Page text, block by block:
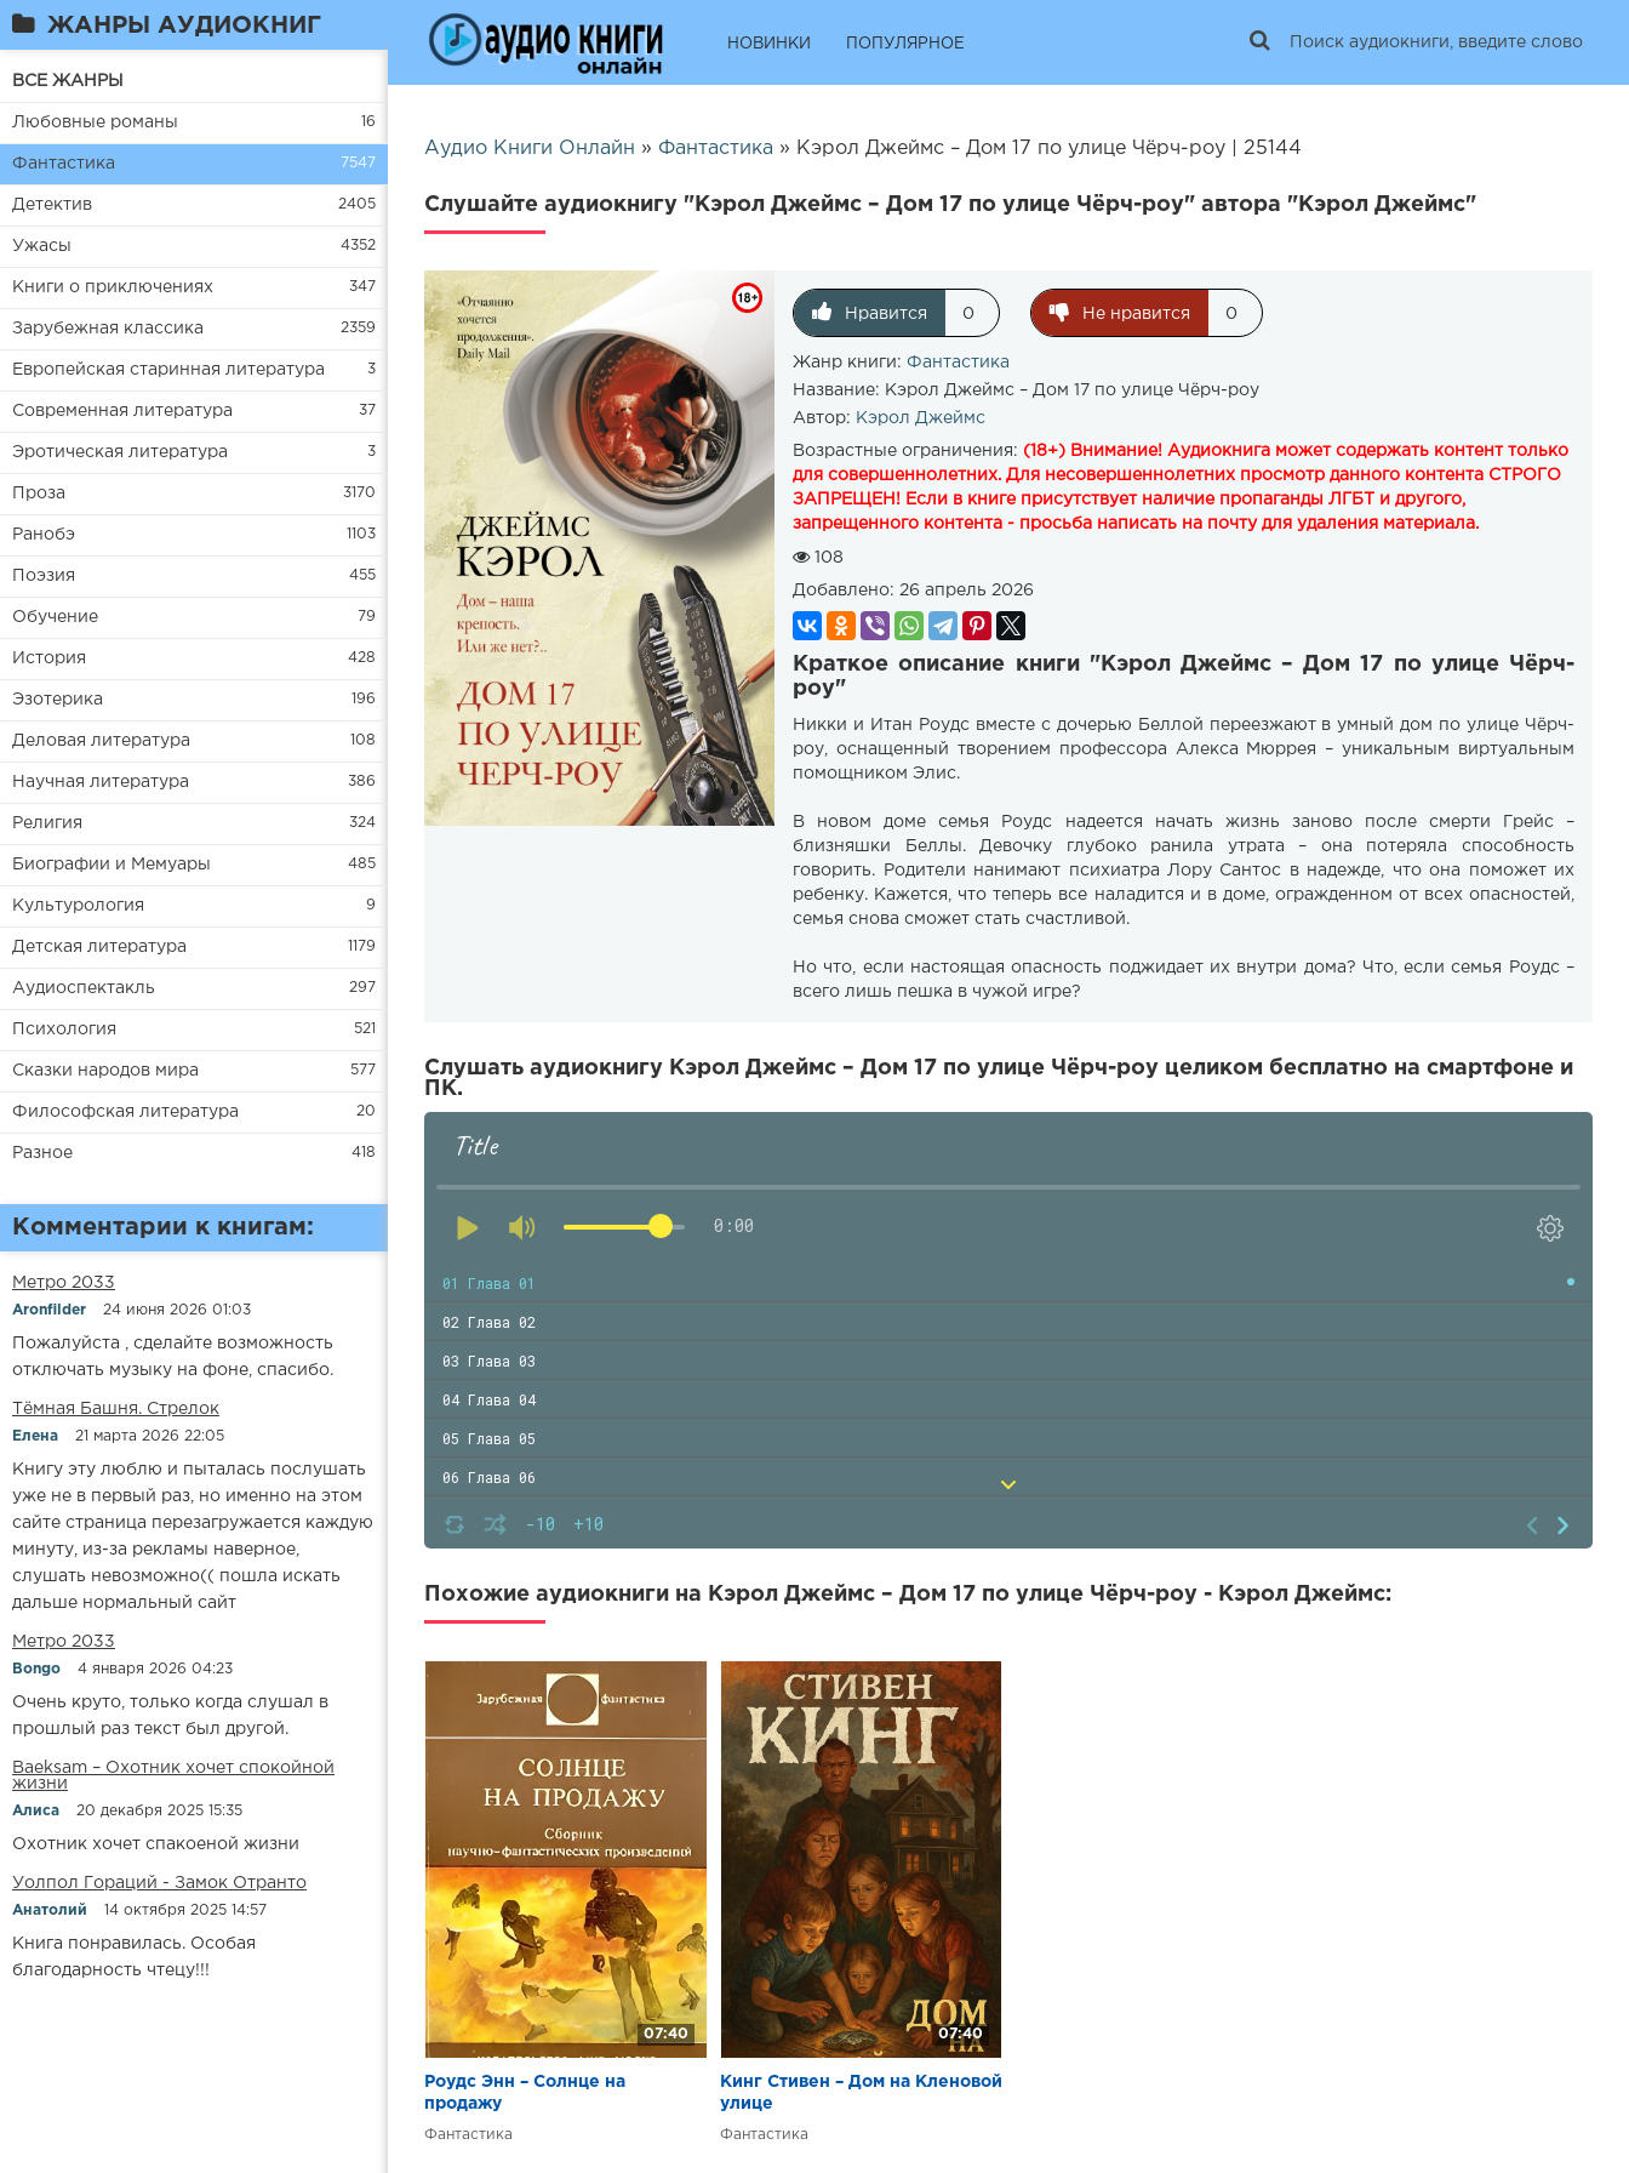
ЖАНРЫ АУДИОКНИГ
ВСЕ ЖАНРЫ
Любовные романы 16
Фантастика 7547
Детектив 2405
Ужасы 4352
Книги о приключениях 347
Зарубежная классика 2359
Европейская старинная литература 3
Современная литература 37
Эротическая литература 3
Проза 3170
Ранобэ 1103
Поэзия 455
Обучение 79
История 428
Эзотерика 196
Деловая литература 108
Научная литература 386
Религия 324
Биографии и Мемуары 485
Культурология 9
Детская литература 1179
Аудиоспектакль 297
Психология 521
Сказки народов мира 577
Философская литература 20
Разное 418
Комментарии к книгам:
Метро 2033
Aronfilder 24 июня 2026 01:03
Пожалуйста , сделайте возможность
отключать музыку на фоне, спасибо.
​​Тёмная Башня. Стрелок
Елена 21 марта 2026 22:05
Книгу эту люблю и пыталась послушать
уже не в первый раз, но именно на этом
сайте страница перезагружается каждую
минуту, из-за рекламы наверное,
слушать невозможно(( пошла искать
дальше нормальный сайт
Метро 2033
Bongo 4 января 2026 04:23
Очень круто, только когда слушал в
прошлый раз текст был другой.
Baeksam – Охотник хочет спокойной
жизни
Алиса 20 декабря 2025 15:35
Охотник хочет спакоеной жизни
Уолпол Гораций - Замок Отранто
Анатолий 14 октября 2025 14:57
Книга понравилась. Особая
благодарность чтецу!!!
НОВИНКИ ПОПУЛЯРНОЕ
Аудио Книги Онлайн » Фантастика » Кэрол Джеймс – Дом 17 по улице Чёрч-роу | 25144
Слушайте аудиокнигу "Кэрол Джеймс – Дом 17 по улице Чёрч-роу" автора "Кэрол Джеймс"
Нравится 0 Не нравится 0
Жанр книги:Фантастика
Название: Кэрол Джеймс – Дом 17 по улице Чёрч-роу
Автор: Кэрол Джеймс
Возрастные ограничения: (18+) Внимание! Аудиокнига может содержать контент только
для совершеннолетних. Для несовершеннолетних просмотр данного контента СТРОГО
ЗАПРЕЩЕН! Если в книге присутствует наличие пропаганды ЛГБТ и другого,
запрещенного контента - просьба написать на почту для удаления материала.
108
Добавлено: 26 апрель 2026
Краткое описание книги "Кэрол Джеймс – Дом 17 по улице Чёрч-
роу"
Никки и Итан Роудс вместе с дочерью Беллой переезжают в умный дом по улице Чёрч-
роу, оснащенный творением профессора Алекса Мюррея – уникальным виртуальным
помощником Элис.
В новом доме семья Роудс надеется начать жизнь заново после смерти Грейс –
близняшки Беллы. Девочку глубоко ранила утрата – она потеряла способность
говорить. Родители нанимают психиатра Лору Сантос в надежде, что она поможет их
ребенку. Кажется, что теперь все наладится и в доме, огражденном от всех опасностей,
семья снова сможет стать счастливой.
Но что, если настоящая опасность поджидает их внутри дома? Что, если семья Роудс –
всего лишь пешка в чужой игре?
Слушать аудиокнигу Кэрол Джеймс – Дом 17 по улице Чёрч-роу целиком бесплатно на смартфоне и
ПК.
Title
0:00
-10 +10
01 Глава 01
02 Глава 02
03 Глава 03
04 Глава 04
05 Глава 05
06 Глава 06
07 Глава 07
08 Глава 08
09 Глава 09
12 Глава 12
14 Глава 14
16 Глава 16
17 Глава 17
18 Глава 18
19 Глава 19
20 Глава 20
21 Глава 21
22 Глава 22
23 Глава 23
Похожие аудиокниги на Кэрол Джеймс – Дом 17 по улице Чёрч-роу - Кэрол Джеймс:
07:40
Роудс Энн – Солнце на
продажу
Фантастика
07:40
Кинг Стивен – Дом на Кленовой
улице
Фантастика